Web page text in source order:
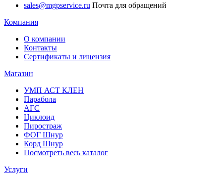
sales@mgpservice.ru Почта для обращений
Компания
О компании
Контакты
Сертификаты и лицензия
Магазин
УМП АСТ КЛЕН
Парабола
АГС
Циклоид
Пиростраж
ФОГ Шнур
Корд Шнур
Посмотреть весь каталог
Услуги